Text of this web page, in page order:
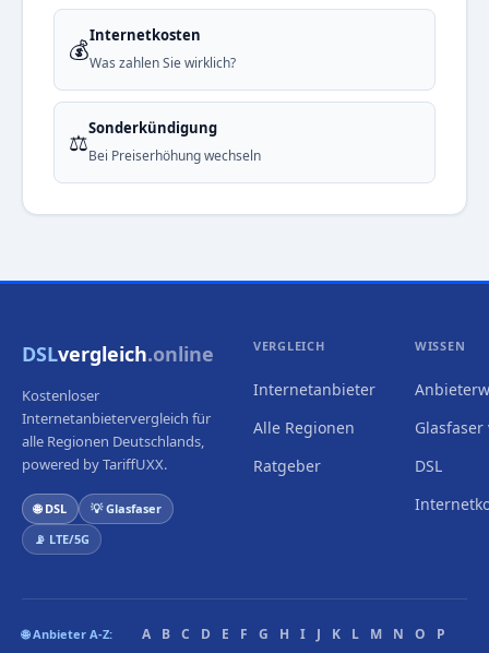
💰Internetkosten
Was zahlen Sie wirklich?
⚖️Sonderkündigung
Bei Preiserhöhung wechseln
DSLvergleich.online
Kostenloser
Internetanbietervergleich für
alle Regionen Deutschlands,
powered by TariffUXX.
🌐 DSL
💡 Glasfaser
📡 LTE/5G
VERGLEICH
Internetanbieter
Alle Regionen
Ratgeber
WISSEN
Glasfaser
DSL
🌐 Anbieter A-Z: A B C D E F G H I J K L M N O
P